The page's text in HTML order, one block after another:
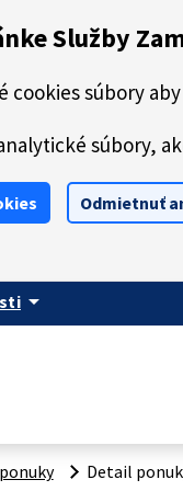
Služby
cookies súbory
súbory,
Odmietnuť
arrow_drop_down
Detail